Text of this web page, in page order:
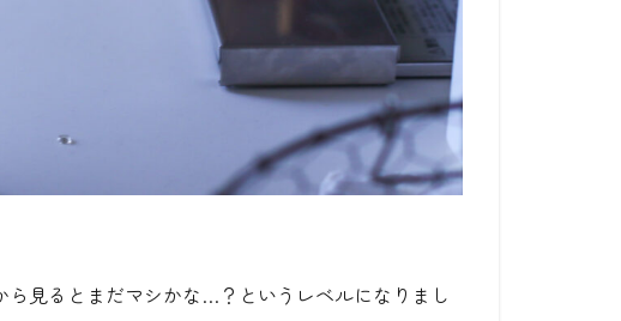
見るとまだマシかな…？というレベルになりまし